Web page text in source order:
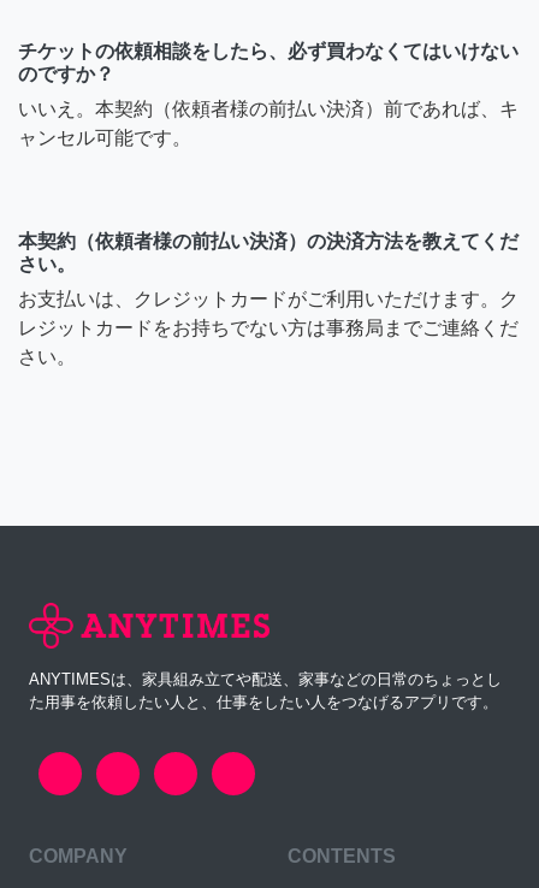
チケットの依頼相談をしたら、必ず買わなくてはいけない
のですか？
いいえ。本契約（依頼者様の前払い決済）前であれば、キ
ャンセル可能です。
本契約（依頼者様の前払い決済）の決済方法を教えてくだ
さい。
お支払いは、クレジットカードがご利用いただけます。ク
レジットカードをお持ちでない方は事務局までご連絡くだ
さい。
ANYTIMESは、家具組み立てや配送、家事などの日常のちょっとし
た用事を依頼したい人と、仕事をしたい人をつなげるアプリです。
COMPANY CONTENTS